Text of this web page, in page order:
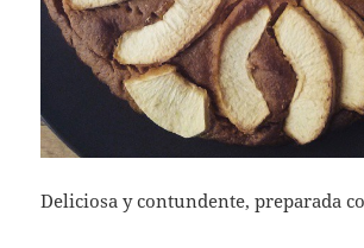
Deliciosa y contundente, preparada